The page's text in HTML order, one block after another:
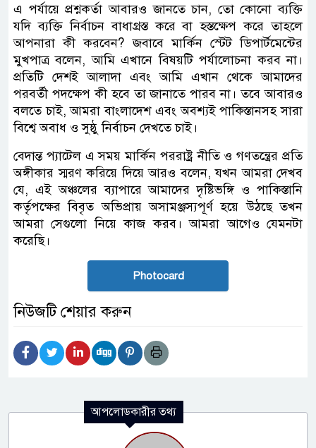
এ পর্যায়ে প্রশ্নকর্তা আবারও জানতে চান, তো কোনো ব্যক্তি
যদি ব্যক্তি নির্বাচন বাধাগ্রস্ত করে বা হস্তক্ষেপ করে তাহলে
আপনারা কী করবেন? জবাবে মার্কিন স্টেট ডিপার্টমেন্টের
মুখপাত্র বলেন, আমি এখানে বিষয়টি পর্যালোচনা করব না।
প্রতিটি দেশই আলাদা এবং আমি এখান থেকে আমাদের
পরবর্তী পদক্ষেপ কী হবে তা জানাতে পারব না। তবে আবারও
বলতে চাই, আমরা বাংলাদেশ এবং অবশ্যই পাকিস্তানসহ সারা
বিশ্বে অবাধ ও সুষ্ঠু নির্বাচন দেখতে চাই।
বেদান্ত প্যাটেল এ সময় মার্কিন পররাষ্ট্র নীতি ও গণতন্ত্রের প্রতি
অঙ্গীকার স্মরণ করিয়ে দিয়ে আরও বলেন, যখন আমরা দেখব
যে, এই অঞ্চলের ব্যাপারে আমাদের দৃষ্টিভঙ্গি ও পাকিস্তানি
কর্তৃপক্ষের বিবৃত অভিপ্রায় অসামঞ্জস্যপূর্ণ হয়ে উঠছে তখন
আমরা সেগুলো নিয়ে কাজ করব। আমরা আগেও যেমনটা
করেছি।
Photocard
নিউজটি শেয়ার করুন
আপলোডকারীর তথ্য